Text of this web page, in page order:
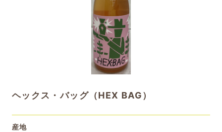
ヘックス・バッグ（HEX BAG）
産地